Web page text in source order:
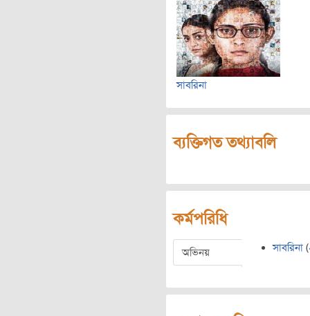
সাবরিনা
ব্যক্তিগত তথ্যাবলি
কর্মপরিধি
অভিনয় সাবরিনা (